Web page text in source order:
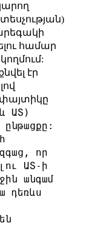
համար
էր
ԱՏ)
ընթացքը:
որ
ԱՏ-ի
անգամ
դեռևս